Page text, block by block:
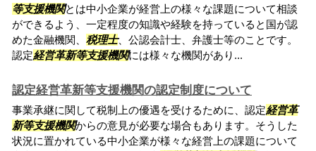
等支援機関とは中小企業が経営上の様々な課題について相談
ができるよう、一定程度の知識や経験を持っていると国が認
めた金融機関、 税理士、公認会計士、弁護士等のことです。
認定経営革新等支援機関には様々な機関があり...
認定経営革新等支援機関の認定制度について
事業承継に関して税制上の優遇を受けるために、認定経営革
新等支援機関からの意見が必要な場合もあります。そうした
状況に置かれている中小企業が様々な経営上の課題について